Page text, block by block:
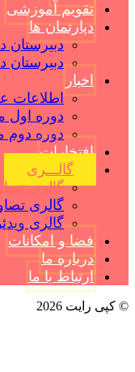
تقویم آموزشی
دپارتمان ها
دبیرستان
دبیرستان
اخبار
اطلاعات
دوره اول
دوره دوم
افتخارات
گالـــری
گالری
گالری
گالری
فضا و امکانات
درباره ما
ارتباط با ما
© کپی رایت 2026